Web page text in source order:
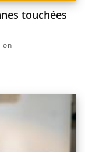
touchées